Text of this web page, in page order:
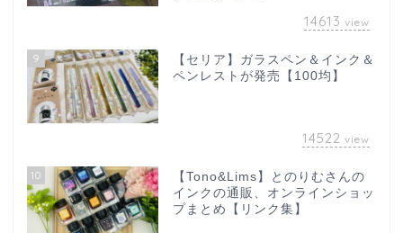
14613 view
9
【セリア】ガラスペン＆インク＆
ペンレストが発売【100均】
14522 view
10
【Tono&Lims】とのりむさんの
インクの通販、オンラインショッ
プまとめ【リンク集】